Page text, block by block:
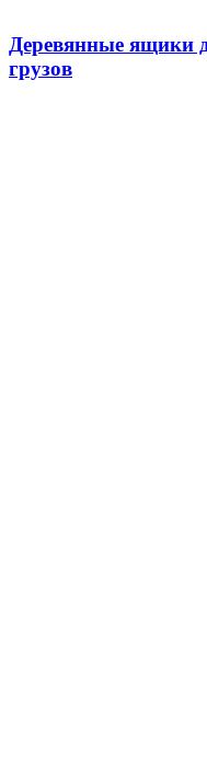
Деревянные ящики
грузов